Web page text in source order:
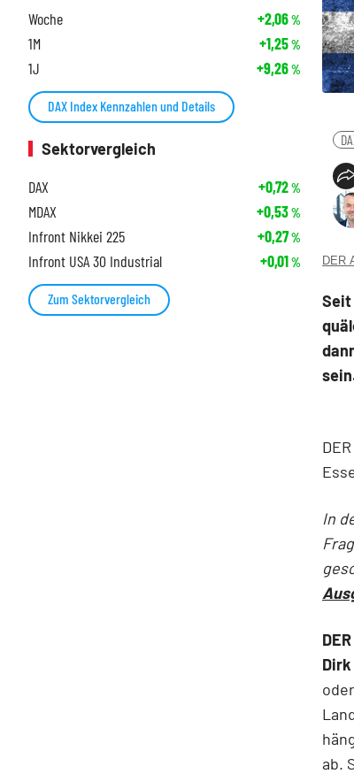
DER
Seit
In
ab.
Woche +2,06%
1M +1,25%
1J +9,26%
DAX Index Kennzahlen und Details
Sektorvergleich
DAX
+0,72%
MDAX +0,53%
Infront Nikkei 225 +0,27%
Infront USA 30 Industrial +0,01%
Zum Sektorvergleich